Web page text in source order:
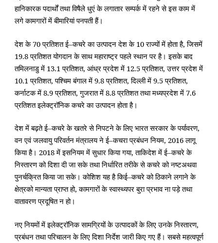
हानिकारक पदार्थों तथा विषैले धुएं के लगातार सम्पर्क में रहने से इस काम में
लगे कामगारों में बीमारियां पनपती हैं।
देश के70प्रतिशत ई–कचरे का उत्पादन देश के10राज्यों में होता है,जिसमें
19.8प्रतिशत योगदान के साथ महाराष्ट्र पहले स्थान पर है। इसके बाद
तमिलनाडु में 13.1प्रतिशत, आंध्र प्रदेश में 12.5प्रतिशत,उत्तर प्रदेश में
10.1प्रतिशत,पश्चिम बंगाल में 9.8प्रतिशत,दिल्ली में 9.5प्रतिशत,
कर्नाटक में 8.9प्रतिशत,गुजरात में 8.8प्रतिशत तथा मध्यप्रदेश में 7.6
प्रतिशत इलेक्ट्रॉनिक कचरे का उत्पादन होता है।
देश में बढ़ते ई–कचरे के खतरे से निपटने के लिए भारत सरकार के पर्यावरण,
वन एवं जलवायु परिवर्तन मंत्रालय ने ई–कचरा प्रबंधन नियम, 2016लागू
किया है। 2018में इसनियम में सुधार किया गया,ताकिदेश में ई–कचरे के
निस्तारण को दिशा दी जा सके तथा निर्धारित तरीके से कचरे को नष्टअथवा
पुनर्चक्रित किया जा सके। कोशिश यह है किई–कचरे को ठिकाने लगाने के
क्षेत्रको मान्यता प्राप्त हो,कामगारों के स्वास्थ्यपर बुरा प्रभाव ना पड़े तथा
वातावरण प्रदूषित न हो।
नए नियमों में इलेक्ट्रॉनिक सामग्रियों के उत्पादकों के लिए उनके निस्तारण,
प्रबंधन तथा परिचालन के लिए दिशा निर्देश जारी किए गए हैं। सबसे महत्वपूर्ण